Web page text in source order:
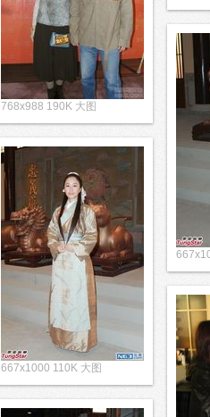
768x988 190K 大图
667x1000 110K 大图